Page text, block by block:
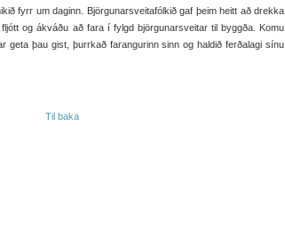
fyrr um daginn. Björgunarsveitafólkið gaf þeim heitt að drekka
og ákváðu að fara í fylgd björgunarsveitar til byggða. Komu
geta þau gist, þurrkað farangurinn sinn og haldið ferðalagi sínu
Til baka